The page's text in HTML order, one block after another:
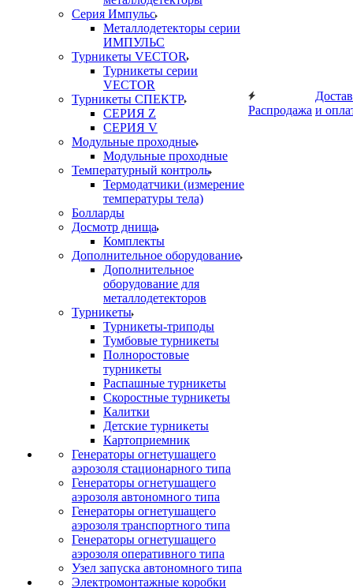
Серия Импульс
Металлодетекторы серии
ИМПУЛЬС
Турникеты VECTOR
Турникеты серии
VECTOR
Турникеты СПЕКТР
СЕРИЯ Z
СЕРИЯ V
Модульные проходные
Модульные проходные
Температурный контроль
Термодатчики (измерение
температуры тела)
Болларды
Досмотр днища
Комплекты
Дополнительное оборудование
Дополнительное
оборудование для
металлодетекторов
Турникеты
Турникеты-триподы
Тумбовые турникеты
Полноростовые
турникеты
Распашные турникеты
Скоростные турникеты
Калитки
Детские турникеты
Картоприемник
Генераторы огнетушащего
аэрозоля стационарного типа
Генераторы огнетушащего
аэрозоля автономного типа
Генераторы огнетушащего
аэрозоля транспортного типа
Генераторы огнетушащего
аэрозоля оперативного типа
Узел запуска автономного типа
Электромонтажные коробки
Распродажа и